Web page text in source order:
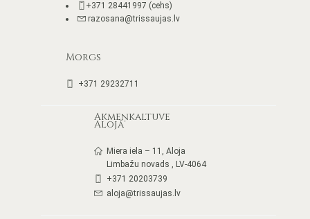
+371 28441997 (cehs)
razosana@trissaujas.lv
Morgs
+371 29232711
Akmeņkaltuve
Alojā
Miera iela – 11, Aloja
Limbažu novads , LV-4064
+371 20203739
aloja@trissaujas.lv